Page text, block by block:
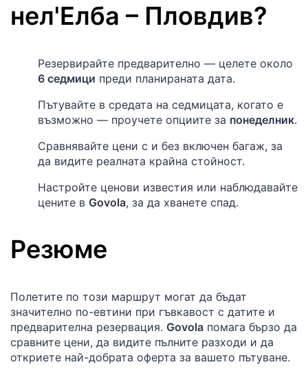
нел'Елба – Пловдив?
Резервирайте предварително — целете около
6 седмици преди планираната дата.
Пътувайте в средата на седмицата, когато е
възможно — проучете опциите за понеделник.
Сравнявайте цени с и без включен багаж, за
да видите реалната крайна стойност.
Настройте ценови известия или наблюдавайте
цените в Govola, за да хванете спад.
Резюме
Полетите по този маршрут могат да бъдат
значително по-евтини при гъвкавост с датите и
предварителна резервация. Govola помага бързо да
сравните цени, да видите пълните разходи и да
откриете най-добрата оферта за вашето пътуване.